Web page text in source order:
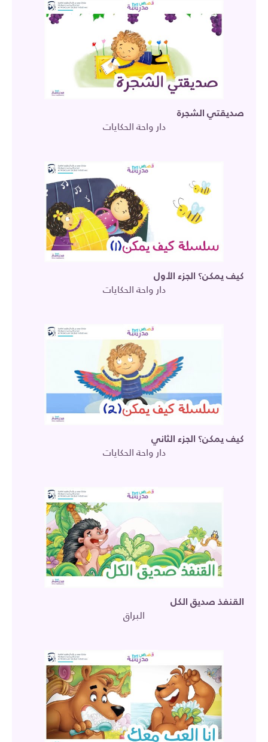
صديقتي الشجرة
دار واحة الحكايات
كيف يمكن؟ الجزء الأول
دار واحة الحكايات
كيف يمكن؟ الجزء الثاني
دار واحة الحكايات
القنفذ صديق الكل
البراق